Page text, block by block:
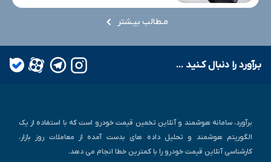
مـطالب بیـشتر
بـرآورد را دنبال کـنید ...
برآورد، سامانه هوشمند و آنلاین تخمین قیمت خودرو است که با استفاده از یک
الگوریتم هوشمند و تحلیل داده های بدست آمده از معاملات روز بازار،
کارشناسی آنلاین قیمت خودرو را با کمترین خطا انجام می دهد.